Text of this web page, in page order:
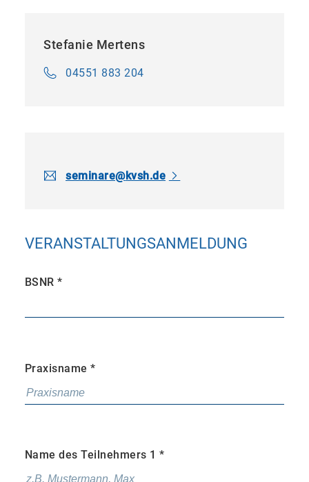
Stefanie Mertens
04551 883 204
seminare​@kvsh.de
VERANSTALTUNGSANMELDUNG
BSNR*
Praxisname*
Name des Teilnehmers 1*